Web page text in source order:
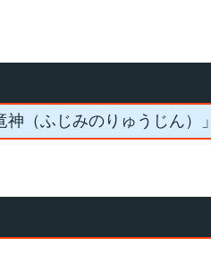
（ふじみのりゅうじん）」